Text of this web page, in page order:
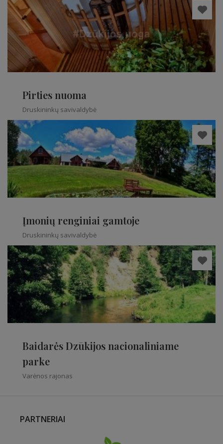
Pirties nuoma
Druskininkų savivaldybė
Įmonių renginiai gamtoje
Druskininkų savivaldybė
Baidarės Dzūkijos nacionaliniame
parke
Varėnos rajonas
PARTNERIAI